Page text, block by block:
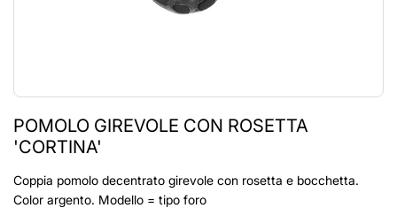
POMOLO GIREVOLE CON ROSETTA
'CORTINA'
Coppia pomolo decentrato girevole con rosetta e bocchetta.
Color argento. Modello = tipo foro